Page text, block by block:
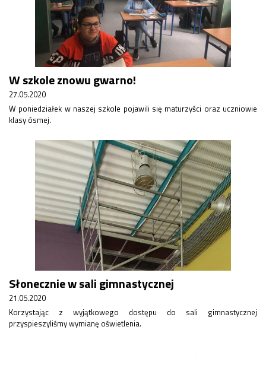
Harmonogram pracy szkoły
Konkurs "Złota Żaba"
Kontakty zagraniczne
Newsy
Obóz adaptacyjny
Polityka ochrony dzieci
Przewodniczący Rady Szkoły
Warsztaty interdyscyplinarne
Wykaz podręczników
Zajęcia pozalekcyjne
Aplikacje szkolne
Biblioteka szkolna
Dziennik elektroniczny
Obiady
Rekrutacja SP
O nas
W szkole znowu gwarno!
27.05.2020
W poniedziałek w naszej szkole pojawili się maturzyści oraz uczniowie
klasy ósmej.
Słonecznie w sali gimnastycznej
21.05.2020
Korzystając z wyjątkowego dostępu do sali gimnastycznej
przyspieszyliśmy wymianę oświetlenia.